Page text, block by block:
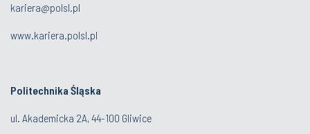
kariera@polsl.pl
www.kariera.polsl.pl
Politechnika Śląska
ul. Akademicka 2A, 44-100 Gliwice